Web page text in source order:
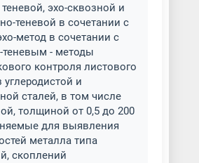
эхо-сквозной и
теневой в сочетании с
метод в сочетании с
теневым - методы
контроля листового
углеродистой и
сталей, в том числе
толщиной от 0,5 до 200
для выявления
металла типа
скоплений